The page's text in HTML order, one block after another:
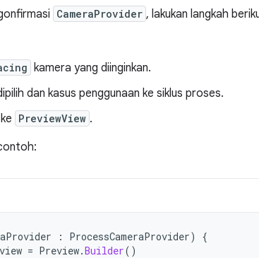
CameraProvider , lakukan langkah
kamera yang diinginkan.
dan kasus penggunaan ke siklus proses.
ke PreviewView .
: ProcessCameraProvider)
{
= Preview.Builder()